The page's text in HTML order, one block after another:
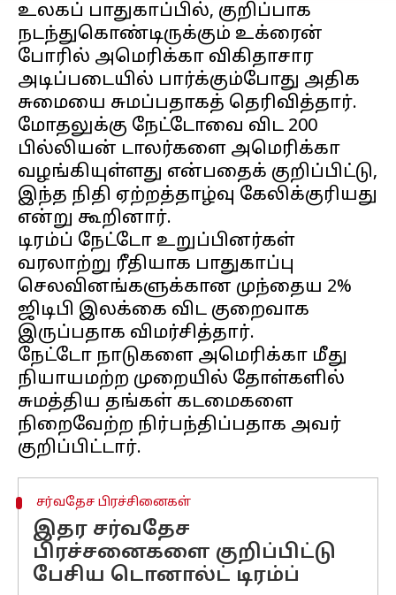
உலகப் பாதுகாப்பில், குறிப்பாக
நடந்துகொண்டிருக்கும் உக்ரைன்
போரில் அமெரிக்கா விகிதாசார
அடிப்படையில் பார்க்கும்போது அதிக
சுமையை சுமப்பதாகத் தெரிவித்தார்.
மோதலுக்கு நேட்டோவை விட 200
பில்லியன் டாலர்களை அமெரிக்கா
வழங்கியுள்ளது என்பதைக் குறிப்பிட்டு,
இந்த நிதி ஏற்றத்தாழ்வு கேலிக்குரியது
என்று கூறினார்.
டிரம்ப் நேட்டோ உறுப்பினர்கள்
வரலாற்று ரீதியாக பாதுகாப்பு
செலவினங்களுக்கான முந்தைய 2%
ஜிடிபி இலக்கை விட குறைவாக
இருப்பதாக விமர்சித்தார்.
நேட்டோ நாடுகளை அமெரிக்கா மீது
நியாயமற்ற முறையில் தோள்களில்
சுமத்திய தங்கள் கடமைகளை
நிறைவேற்ற நிர்பந்திப்பதாக அவர்
சர்வதேச பிரச்சினைகள்
இதர சர்வதேச
பிரச்சனைகளை குறிப்பிட்டு
பேசிய டொனால்ட் டிரம்ப்